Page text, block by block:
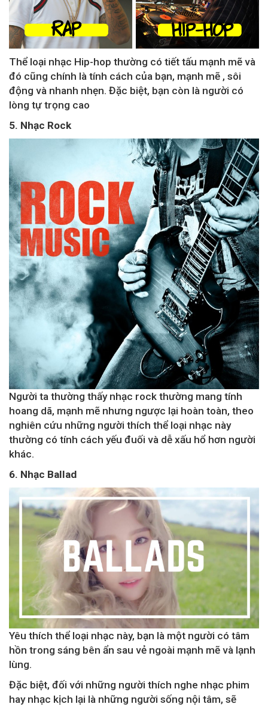
Thể loại nhạc Hip-hop thường có tiết tấu mạnh mẽ và
đó cũng chính là tính cách của bạn, mạnh mẽ , sôi
động và nhanh nhẹn. Đặc biệt, bạn còn là người có
lòng tự trọng cao
5. Nhạc Rock
Người ta thường thấy nhạc rock thường mang tính
hoang dã, mạnh mẽ nhưng ngược lại hoàn toàn, theo
nghiên cứu những người thích thể loại nhạc này
thường có tính cách yếu đuối và dễ xấu hổ hơn người
khác.
6. Nhạc Ballad
Yêu thích thể loại nhạc này, bạn là một người có tâm
hồn trong sáng bên ẩn sau vẻ ngoài mạnh mẽ và lạnh
lùng.
Đặc biệt, đối với những người thích nghe nhạc phim
hay nhạc kịch lại là những người sống nội tâm, sẽ